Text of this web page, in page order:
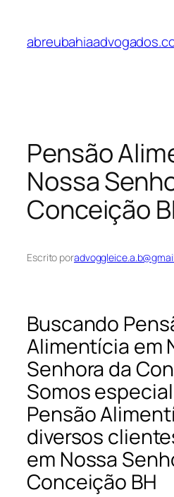
Pensão
Nossa
Conceição
Escrito por
Buscando
Alimentícia em
Senhora da
Somos
Pensão
diversos
em Nossa
Conceição BH